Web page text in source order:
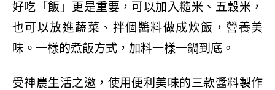
好吃「飯」更是重要，可以加入糙米、五穀米，
也可以放進蔬菜、拌個醬料做成炊飯，營養美
味。一樣的煮飯方式，加料一樣一鍋到底。
受神農生活之邀，使用便利美味的三款醬料製作